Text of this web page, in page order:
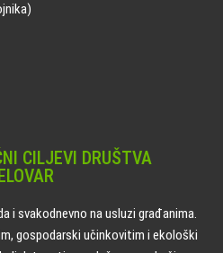
CILJEVI DRUŠTVA
i svakodnevno na usluzi građanima.
gospodarski učinkovitim i ekološki